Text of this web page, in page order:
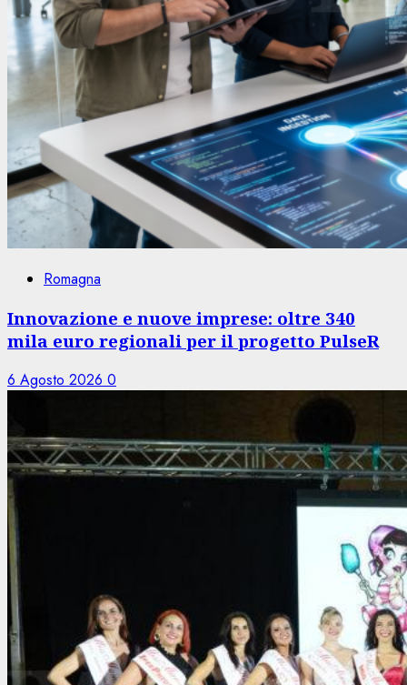
Romagna
Innovazione e nuove imprese: oltre 340
mila euro regionali per il progetto PulseR
6 Agosto 2026 0